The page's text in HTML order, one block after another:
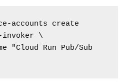
accounts create
invoker \